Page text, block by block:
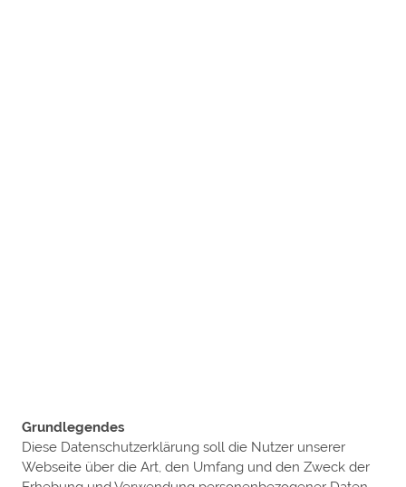
Grundlegendes
Diese Datenschutzerklärung soll die Nutzer unserer
Webseite über die Art, den Umfang und den Zweck der